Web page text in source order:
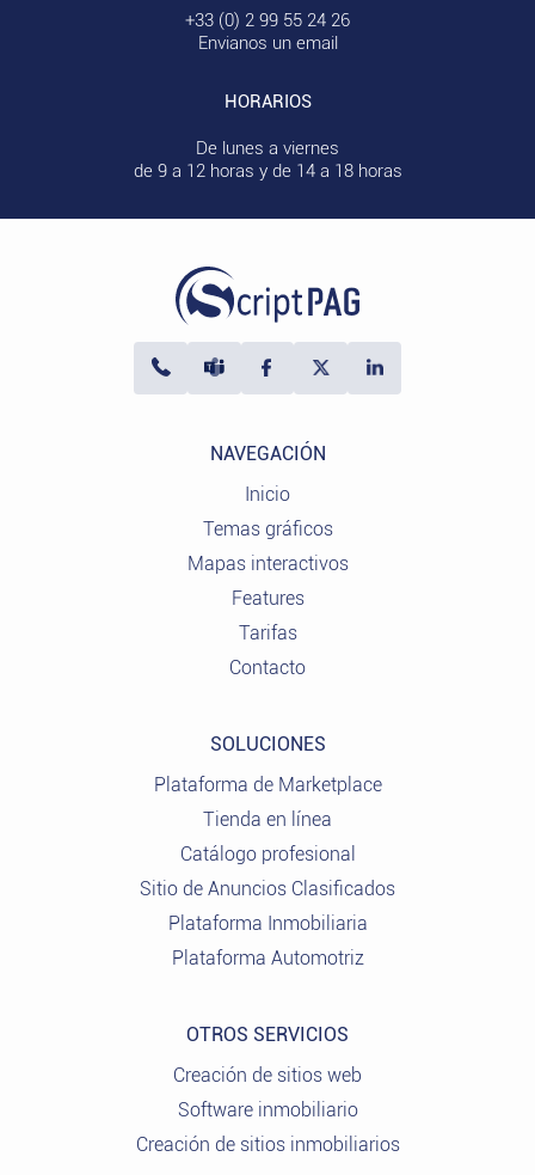
+33 (0) 2 99 55 24 26
Envianos un email
HORARIOS
De lunes a viernes
de 9 a 12 horas y de 14 a 18 horas
NAVEGACIÓN
Inicio
Temas gráficos
Mapas interactivos
Features
Tarifas
Contacto
SOLUCIONES
Plataforma de Marketplace
Tienda en línea
Catálogo profesional
Sitio de Anuncios Clasificados
Plataforma Inmobiliaria
Plataforma Automotriz
OTROS SERVICIOS
Creación de sitios web
Software inmobiliario
Creación de sitios inmobiliarios